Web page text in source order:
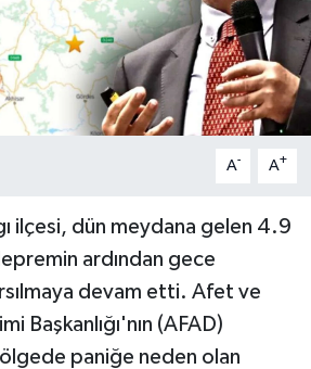
A- A+
ilçesi, dün meydana gelen 4.9
ardından gece
devam etti. Afet ve
Başkanlığı'nın (AFAD)
paniğe neden olan